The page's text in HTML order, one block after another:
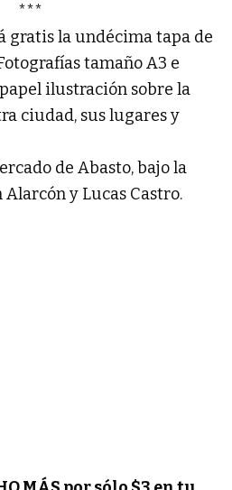
***
gratis la undécima tapa de
tamaño A3 e
ilustración sobre la
ciudad, sus lugares y
de Abasto, bajo la
y Lucas Castro.